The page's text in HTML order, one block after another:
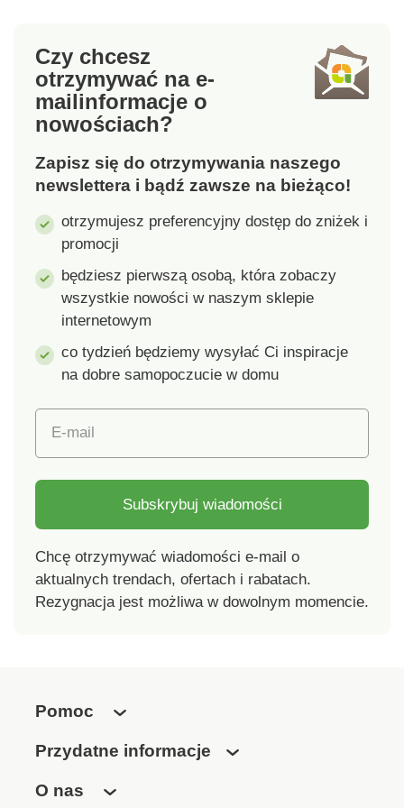
tekstylne zostały
poddane testom
laboratoryjnym na
obecność szerokiej
gamy substancji
szkodliwych, a produkt
jest bezpieczny w
stopniu wykraczającym
poza obowiązujące
normy. Można prać w
nadrukiem. Okrągły
dekolt. Obniżone
według Oeko-Tex (nr CQ
1216 / 3 IFTH). Ten znak
identyfikuje produkty
tekstylne poddane
gamy substancji
szkodliwych, a produkt
użyciu, wykraczając
poza obowiązujące
normy. Prać w
temperaturze 30°C.
Czy chcesz
otrzymywać na e-
mailinformacje o
nowościach?
Zapisz się do otrzymywania naszego
newslettera i bądź zawsze na bieżąco!
otrzymujesz preferencyjny dostęp do zniżek i
promocji
będziesz pierwszą osobą, która zobaczy
wszystkie nowości w naszym sklepie
internetowym
co tydzień będziemy wysyłać Ci inspiracje
na dobre samopoczucie w domu
E-mail
Subskrybuj wiadomości
Chcę otrzymywać wiadomości e-mail o
aktualnych trendach, ofertach i rabatach.
Rezygnacja jest możliwa w dowolnym momencie.
Pomoc
Przydatne informacje
O nas